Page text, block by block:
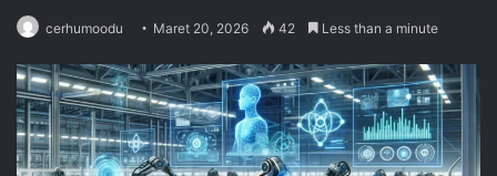
cerhumoodu Maret 20, 2026 42 Less than a minute